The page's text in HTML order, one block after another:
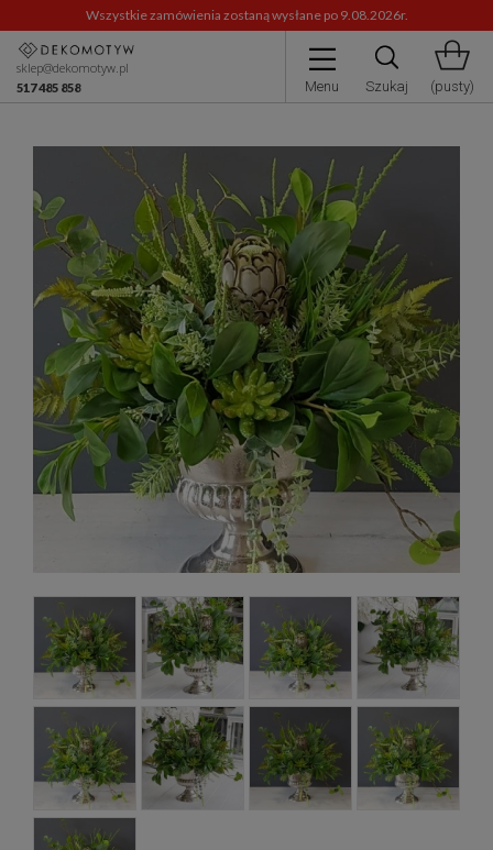
Wszystkie zamówienia zostaną wysłane po 9.08.2026r.
Menu Szukaj (pusty)
sklep@dekomotyw.pl
517 485 858